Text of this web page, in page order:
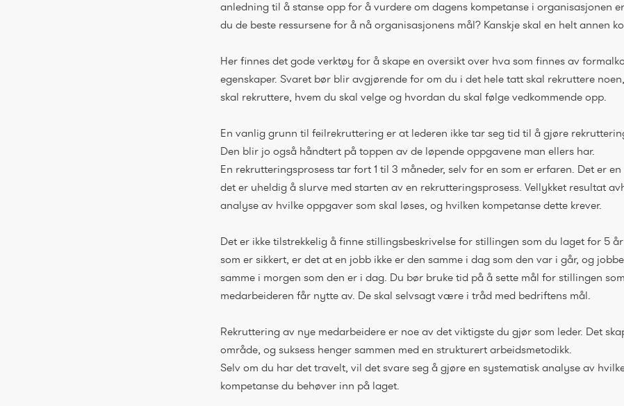
anledning til å stanse opp for å vurdere om dagens kompetanse i organisasjonen
du de beste ressursene for å nå organisasjonens mål? Kanskje skal en helt annen
Her finnes det gode verktøy for å skape en oversikt over hva som finnes av
egenskaper. Svaret bør blir avgjørende for om du i det hele tatt skal rekruttere
skal rekruttere, hvem du skal velge og hvordan du skal følge vedkommende opp.
En vanlig grunn til feilrekruttering er at lederen ikke tar seg tid til å gjøre
Den blir jo også håndtert på toppen av de løpende oppgavene man ellers har.
En rekrutteringsprosess tar fort 1 til 3 måneder, selv for en som er erfaren. Det er
det er uheldig å slurve med starten av en rekrutteringsprosess. Vellykket resultat
analyse av hvilke oppgaver som skal løses, og hvilken kompetanse dette krever.
Det er ikke tilstrekkelig å finne stillingsbeskrivelse for stillingen som du laget for 5
som er sikkert, er det at en jobb ikke er den samme i dag som den var i går, og
samme i morgen som den er i dag. Du bør bruke tid på å sette mål for stillingen
medarbeideren får nytte av. De skal selvsagt være i tråd med bedriftens mål.
Rekruttering av nye medarbeidere er noe av det viktigste du gjør som leder. Det
område, og suksess henger sammen med en strukturert arbeidsmetodikk.
Selv om du har det travelt, vil det svare seg å gjøre en systematisk analyse av
kompetanse du behøver inn på laget.